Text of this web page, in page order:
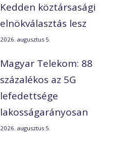
Kedden köztársasági
elnökválasztás lesz
2026. augusztus 5.
Magyar Telekom: 88
százalékos az 5G
lefedettsége
lakosságarányosan
2026. augusztus 5.